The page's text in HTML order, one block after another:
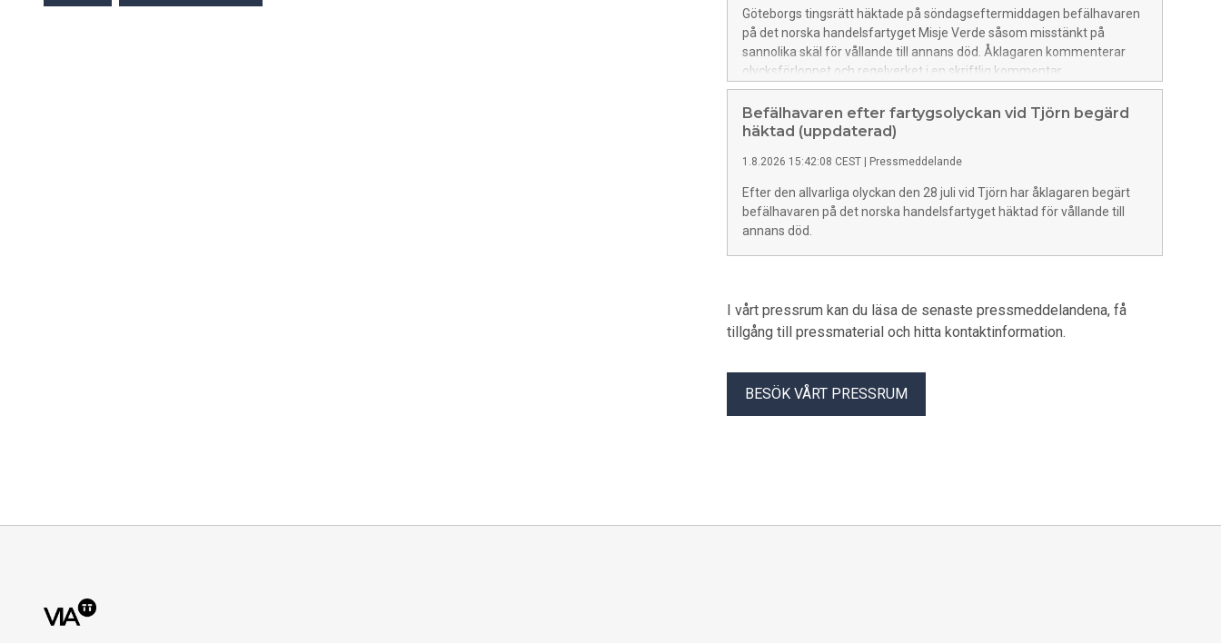
Göteborgs tingsrätt häktade på söndagseftermiddagen befälhavaren
på det norska handelsfartyget Misje Verde såsom misstänkt på
sannolika skäl för vållande till annans död. Åklagaren kommenterar
olycksförloppet och regelverket i en skriftlig kommentar.
Befälhavaren efter fartygsolyckan vid Tjörn begärd
häktad (uppdaterad)
1.8.2026 15:42:08 CEST Pressmeddelande
Efter den allvarliga olyckan den 28 juli vid Tjörn har åklagaren begärt
befälhavaren på det norska handelsfartyget häktad för vållande till
annans död.
I vårt pressrum kan du läsa de senaste pressmeddelandena, få
tillgång till pressmaterial och hitta kontaktinformation.
BESÖK VÅRT PRESSRUM